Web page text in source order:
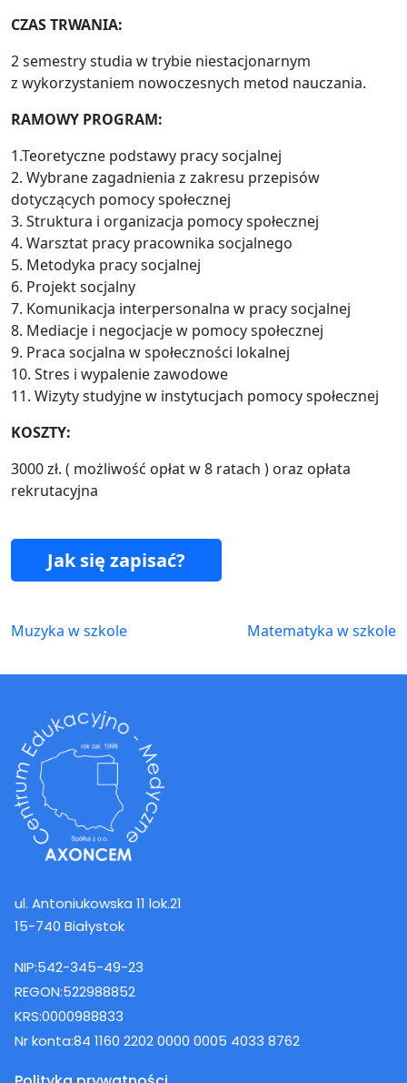
CZAS TRWANIA:
2 semestry studia w trybie niestacjonarnym
z wykorzystaniem nowoczesnych metod nauczania.
RAMOWY PROGRAM:
1.Teoretyczne podstawy pracy socjalnej
2. Wybrane zagadnienia z zakresu przepisów
dotyczących pomocy społecznej
3. Struktura i organizacja pomocy społecznej
4. Warsztat pracy pracownika socjalnego
5. Metodyka pracy socjalnej
6. Projekt socjalny
7. Komunikacja interpersonalna w pracy socjalnej
8. Mediacje i negocjacje w pomocy społecznej
9. Praca socjalna w społeczności lokalnej
10. Stres i wypalenie zawodowe
11. Wizyty studyjne w instytucjach pomocy społecznej
KOSZTY:
3000 zł. ( możliwość opłat w 8 ratach ) oraz opłata
rekrutacyjna
Jak się zapisać?
Muzyka w szkole Matematyka w szkole
ul. Antoniukowska 11 lok.21
15-740 Białystok
NIP:542-345-49-23
REGON:522988852
KRS:0000988833
Nr konta:84 1160 2202 0000 0005 4033 8762